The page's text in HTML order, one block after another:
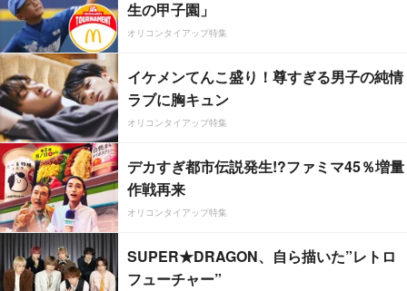
生の甲子園」
オリコンタイアップ特集
イケメンてんこ盛り！尊すぎる男子の純情
ラブに胸キュン
オリコンタイアップ特集
デカすぎ都市伝説発生!?ファミマ45％増量
作戦再来
オリコンタイアップ特集
SUPER★DRAGON、自ら描いた”レトロ
フューチャー”